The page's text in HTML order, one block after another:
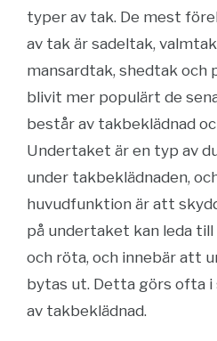
typer av tak. De mest
av tak är sadeltak,
mansardtak, shedtak och
blivit mer populärt de
består av takbeklädnad
Undertaket är en typ av
under takbeklädnaden,
huvudfunktion är att
på undertaket kan leda
och röta, och innebär att
bytas ut. Detta görs ofta i
av takbeklädnad.